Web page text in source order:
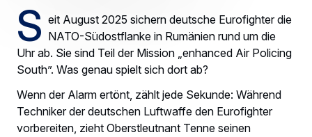
S eit August 2025 sichern deutsche Eurofighter die
NATO-Südostflanke in Rumänien rund um die
Uhr ab. Sie sind Teil der Mission „enhanced Air Policing
South”. Was genau spielt sich dort ab?
Wenn der Alarm ertönt, zählt jede Sekunde: Während
Techniker der deutschen Luftwaffe den Eurofighter
vorbereiten, zieht Oberstleutnant Tenne seinen